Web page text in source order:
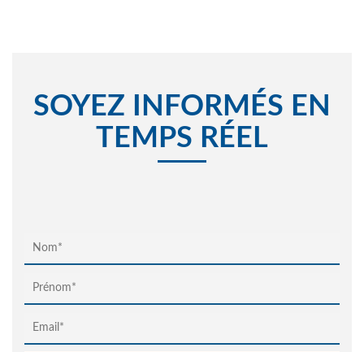
SOYEZ INFORMÉS EN
TEMPS RÉEL